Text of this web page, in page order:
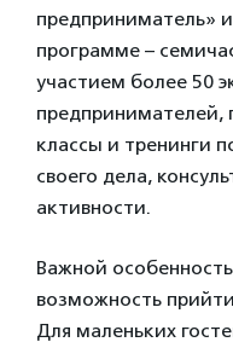
предприниматель»
программе –
участием более 50
предпринимателей,
классы и тренинги
своего дела,
активности.
Важной
возможность
Для маленьких